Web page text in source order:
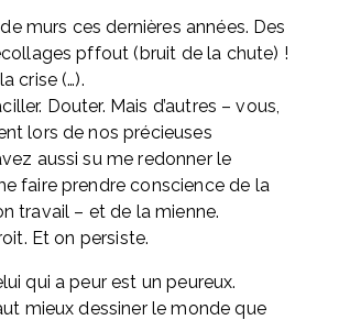
de murs ces dernières années. Des
pffout (bruit de la chute) !
crise (…).
Douter. Mais d’autres – vous,
aussi su me redonner le
faire prendre conscience de la
travail – et de la mienne.
Et on persiste.
qui a peur est un peureux.
mieux dessiner le monde que